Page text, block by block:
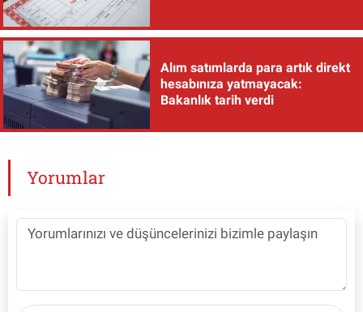
Alım satımlarda para artık direkt
hesabınıza yatmayacak:
Bakanlık tarih verdi
Yorumlar